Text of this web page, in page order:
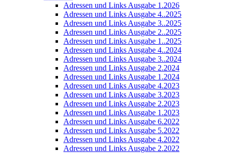
Adressen und Links Ausgabe 1.2026
Adressen und Links Ausgabe 4..2025
Adressen und Links Ausgabe 3..2025
Adressen und Links Ausgabe 2..2025
Adressen und Links Ausgabe 1..2025
Adressen und Links Ausgabe 4..2024
Adressen und Links Ausgabe 3..2024
Adressen und Links Ausgabe 2.2024
Adressen und Links Ausgabe 1.2024
Adressen und Links Ausgabe 4.2023
Adressen und Links Ausgabe 3.2023
Adressen und Links Ausgabe 2.2023
Adressen und Links Ausgabe 1.2023
Adressen und Links Ausgabe 6.2022
Adressen und Links Ausgabe 5.2022
Adressen und Links Ausgabe 4.2022
Adressen und Links Ausgabe 2.2022